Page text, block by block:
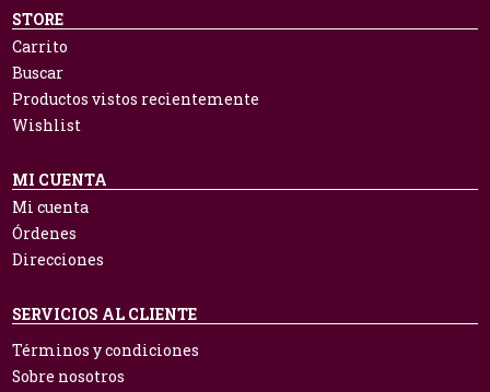
STORE
Carrito
Buscar
Productos vistos recientemente
Wishlist
MI CUENTA
Mi cuenta
Órdenes
Direcciones
SERVICIOS AL CLIENTE
Términos y condiciones
Sobre nosotros